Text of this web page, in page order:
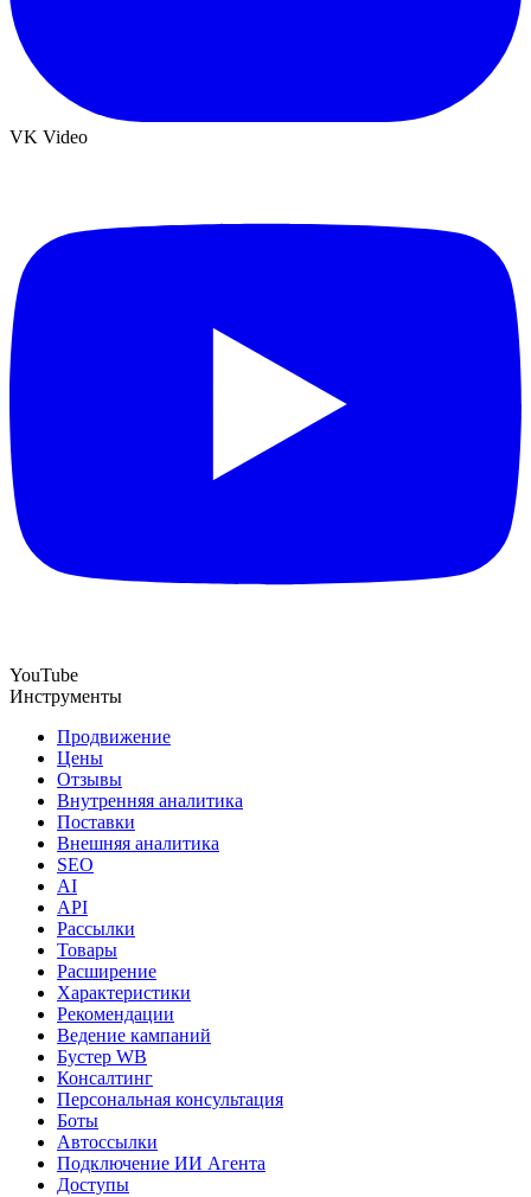
VK Video
YouTube
Инструменты
Продвижение
Цены
Отзывы
Внутренняя аналитика
Поставки
Внешняя аналитика
SEO
AI
API
Рассылки
Товары
Расширение
Характеристики
Рекомендации
Ведение кампаний
Бустер WB
Консалтинг
Персональная консультация
Боты
Автоссылки
Подключение ИИ Агента
Доступы